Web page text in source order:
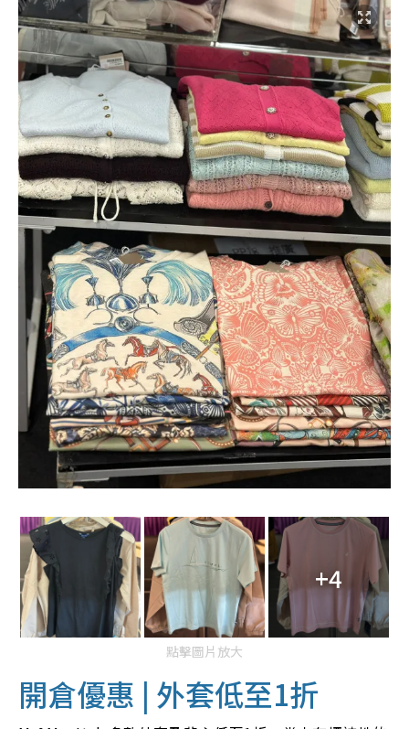
+4
點擊圖片放大
開倉優惠 | 外套低至1折